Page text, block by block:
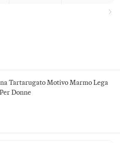
Tartarugato Motivo Marmo Lega
Donne